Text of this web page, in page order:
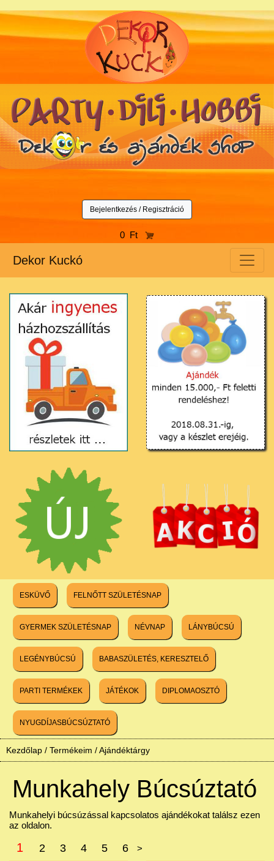
Bejelentkezés / Regisztráció
0 Ft
Dekor Kuckó
ESKÜVŐ FELNŐTT SZÜLETÉSNAP
GYERMEK SZÜLETÉSNAP NÉVNAP LÁNYBÚCSÚ
LEGÉNYBÚCSÚ BABASZÜLETÉS, KERESZTELŐ
PARTI TERMÉKEK JÁTÉKOK DIPLOMAOSZTÓ
NYUGDÍJASBÚCSÚZTATÓ
Kezdőlap / Termékeim /Ajándéktárgy
Munkahely Búcsúztató
Munkahelyi búcsúzással kapcsolatos ajándékokat találsz ezen
az oldalon.
1 2 3 4 5 6 >